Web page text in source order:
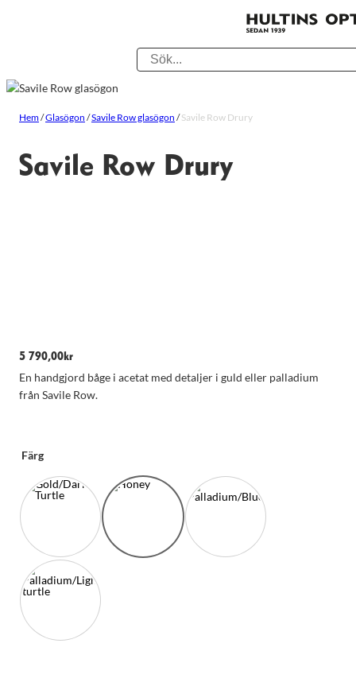
Hem/Glasögon /Savile Row glasögon /Savile Row Drury
Savile Row Drury
5 790,00 kr
En handgjord båge i acetat med detaljer i guld eller palladium
från Savile Row.
Färg
Dessa kakor
går inte att